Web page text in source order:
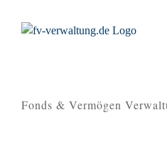
Inhalt
Fonds & Vermögen